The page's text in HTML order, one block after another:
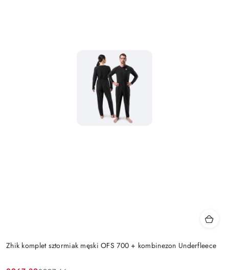
Zhik komplet sztormiak męski OFS 700 + kombinezon Underfleece